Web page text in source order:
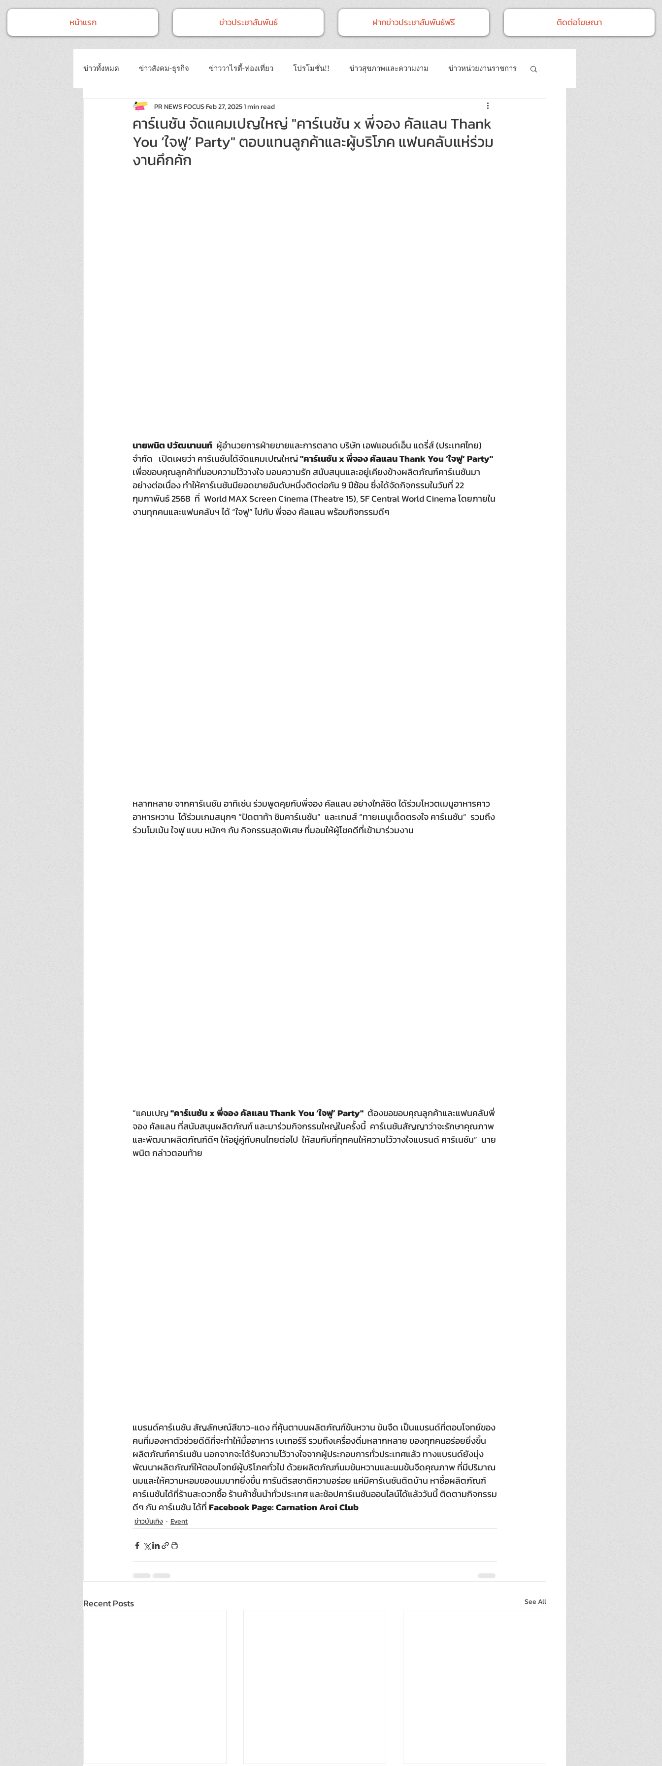
หน้าแรก ข่าวประชาสัมพันธ์ ฝากข่าวประชาสัมพันธ์ฟรี ติดต่อโฆษณา
ข่าวทั้งหมด ข่าวสังคม-ธุรกิจ ข่าววาไรตี้-ท่องเที่ยว โปรโมชั่น!! ข่าวสุขภาพและความงาม ข่าวหน่วยงานราชการ
ข่าวงานประชุม-อบรมสัมมนา ข่าวทั่วไป ข่าวการศึกษา
บทความประชาสัมพันธ์ Event ข่าวเทคโนโลยี IT
คาร์เนชัน จัดแคมเปญใหญ่ "คาร์เนชัน x พี่จอง คัลแลน Thank
You ‘ใจฟู’ Party" ตอบแทนลูกค้าและผู้บริโภค แฟนคลับแห่ร่วม
งานคึกคัก
PR NEWS FOCUSFeb 27, 20251 min read
นายพนิต ปวัฒนานนท์ ผู้อำนวยการฝ่ายขายและการตลาด บริษัท เอฟแอนด์เอ็น แดรี่ส์ (ประเทศไทย)
จำกัด   เปิดเผยว่า คาร์เนชันได้จัดแคมเปญใหญ่ "คาร์เนชัน x พี่จอง คัลแลน Thank You ‘ใจฟู’ Party"
เพื่อขอบคุณลูกค้าที่มอบความไว้วางใจ มอบความรัก สนับสนุนและอยู่เคียงข้างผลิตภัณฑ์คาร์เนชันมา
อย่างต่อเนื่อง ทำให้คาร์เนชันมียอดขายอันดับหนึ่งติดต่อกัน 9 ปีซ้อน ซึ่งได้จัดกิจกรรมในวันที่ 22
กุมภาพันธ์ 2568  ที่  World MAX Screen Cinema (Theatre 15), SF Central World Cinema โดยภายใน
งานทุกคนและแฟนคลับฯ ได้ “ใจฟู” ไปกับ พี่จอง คัลแลน พร้อมกิจกรรมดีๆ
หลากหลาย จากคาร์เนชัน อาทิเช่น ร่วมพูดคุยกับพี่จอง คัลแลน อย่างใกล้ชิด ได้ร่วมโหวตเมนูอาหารคาว
อาหารหวาน  ได้ร่วมเกมสนุกๆ “ปิดตาท้า ชิมคาร์เนชัน”  และเกมส์ “ทายเมนูเด็ดตรงใจ คาร์เนชัน”  รวมถึง
ร่วมโมเม้น ใจฟู แบบ หนักๆ กับ กิจกรรมสุดพิเศษ ที่มอบให้ผู้โชคดีที่เข้ามาร่วมงาน
“แคมเปญ "คาร์เนชัน x พี่จอง คัลแลน Thank You ‘ใจฟู’ Party" ต้องขอขอบคุณลูกค้าและแฟนคลับพี่
จอง คัลแลน ที่สนับสนุนผลิตภัณฑ์ และมาร่วมกิจกรรมใหญ่ในครั้งนี้  คาร์เนชันสัญญาว่าจะรักษาคุณภาพ
และพัฒนาผลิตภัณฑ์ดีๆ ให้อยู่คู่กับคนไทยต่อไป  ให้สมกับที่ทุกคนให้ความไว้วางใจแบรนด์ คาร์เนชัน”  นาย
พนิต กล่าวตอนท้าย
แบรนด์คาร์เนชัน สัญลักษณ์สีขาว-แดง ที่คุ้นตาบนผลิตภัณฑ์ข้นหวาน ข้นจืด เป็นแบรนด์ที่ตอบโจทย์ของ
คนที่มองหาตัวช่วยดีดีที่จะทำให้มื้ออาหาร เบเกอร์รี รวมถึงเครื่องดื่มหลากหลาย ของทุกคนอร่อยยิ่งขึ้น
ผลิตภัณฑ์คาร์เนชัน นอกจากจะได้รับความไว้วางใจจากผู้ประกอบการทั่วประเทศแล้ว ทางแบรนด์ยังมุ่ง
พัฒนาผลิตภัณฑ์ให้ตอบโจทย์ผู้บริโภคทั่วไป ด้วยผลิตภัณฑ์นมข้นหวานและนมข้นจืดคุณภาพ ที่มีปริมาณ
นมและให้ความหอมของนมมากยิ่งขึ้น การันตีรสชาติความอร่อย แค่มีคาร์เนชันติดบ้าน หาซื้อผลิตภัณฑ์
คาร์เนชันได้ที่ร้านสะดวกซื้อ ร้านค้าชั้นนำทั่วประเทศ และช้อปคาร์เนชันออนไลน์ได้แล้ววันนี้ ติดตามกิจกรรม
ดีๆ กับ คาร์เนชัน ได้ที่ Facebook Page: Carnation Aroi Club
ข่าวบันเทิง Event
Recent Posts See All